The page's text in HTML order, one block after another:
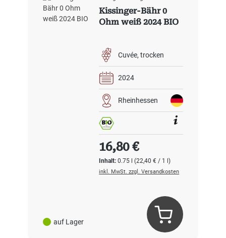
auf Lager
Kissinger-Bähr 0
Ohm weiß 2024 BIO
Cuvée trocken
2024
Rheinhessen
Inhalt:0.75 l(22,40 € / 1 l)
Regulärer Preis:
16,80 €
inkl. MwSt. zzgl. Versandkosten